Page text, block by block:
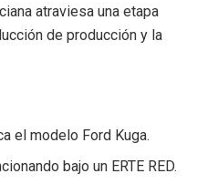
atraviesa una etapa
de producción y la
el modelo Ford Kuga.
bajo un ERTE RED.